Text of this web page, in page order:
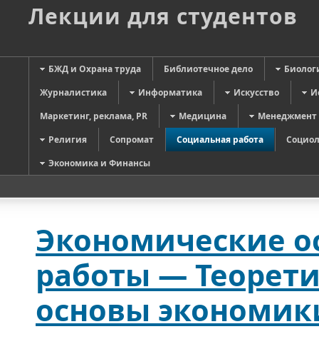
Лекции для студентов
БЖД и Охрана труда Библиотечное дело
Журналистика
Информатика Искусство
Маркетинг, реклама, PR
Медицина
Менеджмент
Религия
Сопромат Социальная работа
Экономика и Финансы
Экономические
работы —
основы